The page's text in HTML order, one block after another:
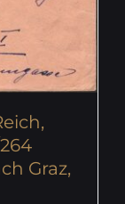
Graz,